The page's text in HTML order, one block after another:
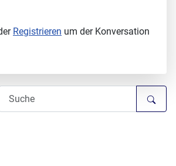
Registrieren um der Konversation